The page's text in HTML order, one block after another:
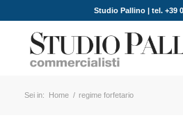
Studio Pallino | tel. +39
Sei in: Home / regime forfetario